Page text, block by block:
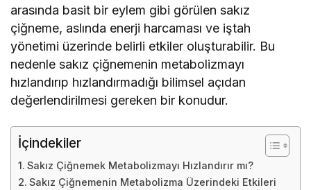
arasında basit bir eylem gibi görülen sakız
çiğneme, aslında enerji harcaması ve iştah
yönetimi üzerinde belirli etkiler oluşturabilir. Bu
nedenle sakız çiğnemenin metabolizmayı
hızlandırıp hızlandırmadığı bilimsel açıdan
değerlendirilmesi gereken bir konudur.
İçindekiler
Sakız Çiğnemek Metabolizmayı Hızlandırır mı?
Sakız Çiğnemenin Metabolizma Üzerindeki Etkileri